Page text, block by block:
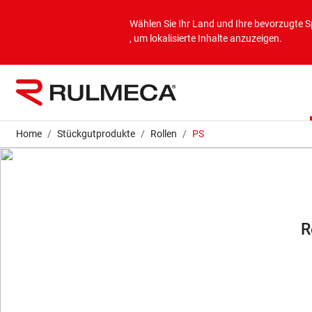
Wählen Sie Ihr Land und Ihre bevorzugte
, um lokalisierte Inhalte anzuzeigen.
Home Stückgutprodukte Rollen PS